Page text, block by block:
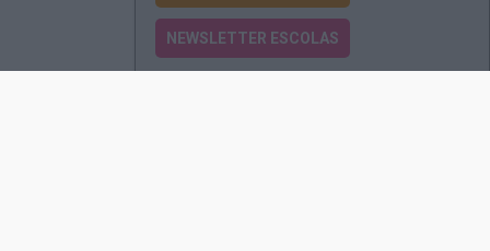
NEWSLETTER ESCOLAS